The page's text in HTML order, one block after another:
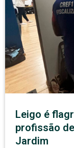
Leigo é
profissão
Jardim